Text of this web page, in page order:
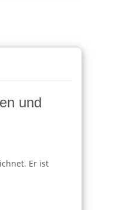
und
Er ist